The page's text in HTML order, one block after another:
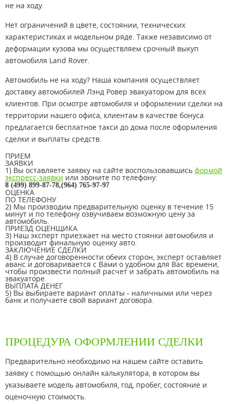
не на ходу.
Нет ограничений в цвете, состоянии, технических
характеристиках и модельном ряде. Также независимо от
деформации кузова мы осуществляем срочный выкуп
автомобиля Land Rover.
Автомобиль не на ходу? Наша компания осуществляет
доставку автомобилей Лэнд Ровер эвакуатором для всех
клиентов. При осмотре автомобиля и оформлении сделки на
территории нашего офиса, клиентам в качестве бонуса
предлагается бесплатное такси до дома после оформления
сделки и выплаты средств.
ПРИЕМ
ЗАЯВКИ
1) Вы оставляете заявку на сайте воспользовавшись формой
экспресс-заявки или звоните по телефону:
8 (499) 899-87-78,(964) 765-97-97
ОЦЕНКА
ПО ТЕЛЕФОНУ
2) Мы производим предварительную оценку в течение 15
минут и по телефону озвучиваем возможную цену за
автомобиль.
ПРИЕЗД ОЦЕНЩИКА
3) Наш эксперт приезжает на место стоянки автомобиля и
производит финальную оценку авто.
ЗАКЛЮЧЕНИЕ СДЕЛКИ
4) В случае договоренности обеих сторон, эксперт оставляет
аванс и договаривается с Вами о удобном для Вас времени,
чтобы произвести полный расчет и забрать автомобиль на
эвакуаторе.
ВЫПЛАТА ДЕНЕГ
5) Вы выбираете вариант оплаты - наличными или через
банк и получаете свой вариант договора.
ПРОЦЕДУРА ОФОРМЛЕНИИ СДЕЛКИ
Предварительно необходимо на нашем сайте оставить
заявку с помощью онлайн калькулятора, в котором вы
указываете модель автомобиля, год, пробег, состояние и
оценочную стоимость.